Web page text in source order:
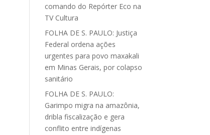
comando do Repórter Eco na
TV Cultura
FOLHA DE S. PAULO: Justiça
Federal ordena ações
urgentes para povo maxakali
em Minas Gerais, por colapso
sanitário
FOLHA DE S. PAULO:
Garimpo migra na amazônia,
dribla fiscalização e gera
conflito entre indígenas